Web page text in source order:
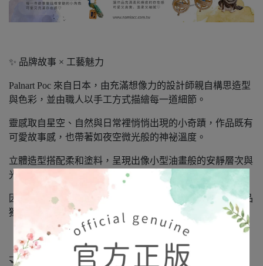
✨ 品牌故事 × 工藝魅力
Palnart Poc 來自日本，由充滿想像力的設計師親自構思造型
與色彩，並由職人以手工方式描繪每一道細節。
靈感取自星空、自然與日常裡悄悄出現的小奇蹟，作品既有
可愛故事感，也帶著如夜空微光般的神祕溫度。
立體造型搭配柔和塗料，呈現出像小型油畫般的安靜層次與
光影。
因手工而生的細微不同，就像星星各自的軌道，是每件飾品
獨有的表情與靈魂。
🤝 正式授權 × 日本進口正品